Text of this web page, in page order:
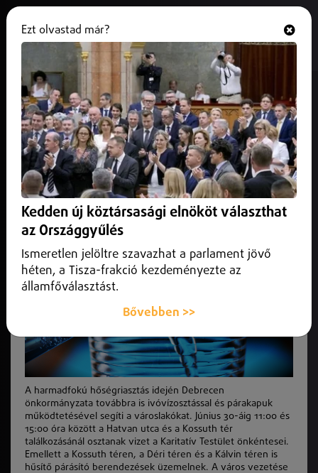
A harmadfokú hőségriasztás
idején vízosztás lesz Debrecenben
2026. június 27.Debrecen Helyi
A harmadfokú hőségriasztás idején Debrecen
működtetésével segíti a városlakókat.
A harmadfokú hőségriasztás idején Debrecen
önkormányzata továbbra is ivóvízosztással és párakapuk
működtetésével segíti a városlakókat. Június 30-áig 11:00 és
15:00 óra között a Hatvan utca és a Kossuth tér
találkozásánál osztanak vizet a Karitatív Testület önkéntesei.
Emellett a Kossuth téren, a Déri téren és a Kálvin téren is
hűsítő párásító berendezések üzemelnek. A város vezetése
Ezt olvastad már?
Kedden új köztársasági elnököt választhat
az Országgyűlés
Ismeretlen jelöltre szavazhat a parlament jövő
héten, a Tisza-frakció kezdeményezte az
államfőválasztást.
Bővebben >>